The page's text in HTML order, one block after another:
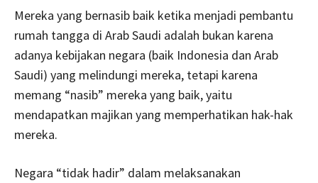
Mereka yang bernasib baik ketika menjadi pembantu
rumah tangga di Arab Saudi adalah bukan karena
adanya kebijakan negara (baik Indonesia dan Arab
Saudi) yang melindungi mereka, tetapi karena
memang “nasib” mereka yang baik, yaitu
mendapatkan majikan yang memperhatikan hak-hak
mereka.
Negara “tidak hadir” dalam melaksanakan